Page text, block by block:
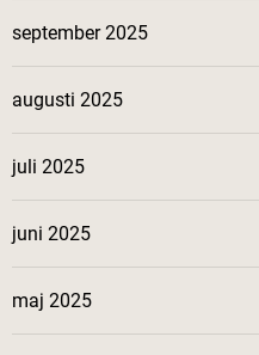
september 2025
augusti 2025
juli 2025
juni 2025
maj 2025